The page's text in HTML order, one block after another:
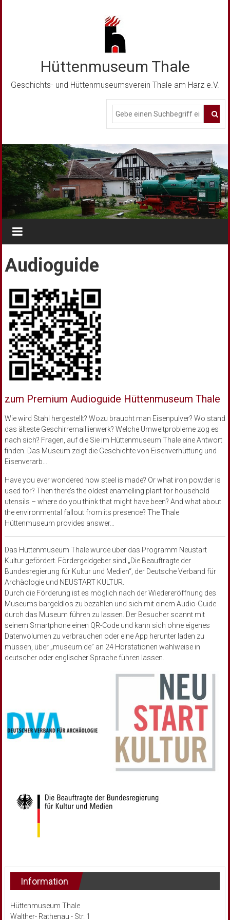
Hüttenmuseum Thale
Geschichts- und Hüttenmuseumsverein Thale am Harz e.V.
Audioguide
zum Premium Audioguide Hüttenmuseum Thale
Wie wird Stahl hergestellt? Wozu braucht man Eisenpulver? Wo stand
das älteste Geschirremaillierwerk? Welche Umweltprobleme zog es
nach sich? Fragen, auf die Sie im Hüttenmuseum Thale eine Antwort
finden. Das Museum zeigt die Geschichte von Eisenverhüttung und
Eisenverarb…
Have you ever wondered how steel is made? Or what iron powder is
used for? Then there’s the oldest enamelling plant for household
utensils – where do you think that might have been? And what about
the environmental fallout from its presence? The Thale
Hüttenmuseum provides answer…
Das Hüttenmuseum Thale wurde über das Programm Neustart
Kultur gefördert. Fördergeldgeber sind „Die Beauftragte der
Bundesregierung für Kultur und Medien“, der Deutsche Verband für
Archäologie und NEUSTART KULTUR.
Durch die Förderung ist es möglich nach der Wiedereröffnung des
Museums bargeldlos zu bezahlen und sich mit einem Audio-Guide
durch das Museum führen zu lassen. Der Besucher scannt mit
seinem Smartphone einen QR-Code und kann sich ohne eigenes
Datenvolumen zu verbrauchen oder eine App herunter laden zu
müssen, über „museum.de” an 24 Hörstationen wahlweise in
deutscher oder englischer Sprache führen lassen.
Information
Hüttenmuseum Thale
Walther- Rathenau - Str. 1